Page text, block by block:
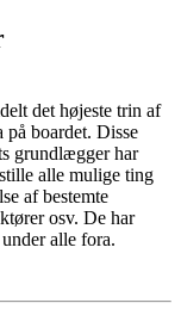
det højeste trin af
boardet. Disse
grundlægger har
alle mulige ting
af bestemte
osv. De har
alle fora.